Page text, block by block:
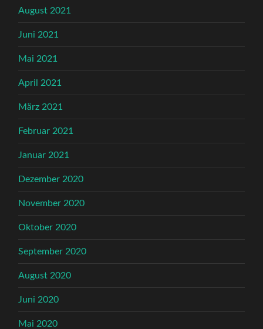
August 2021
Juni 2021
Mai 2021
April 2021
März 2021
Februar 2021
Januar 2021
Dezember 2020
November 2020
Oktober 2020
September 2020
August 2020
Juni 2020
Mai 2020